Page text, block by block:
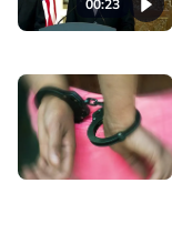
00:23